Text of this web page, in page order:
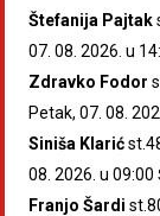
Štefanija Pajtak
07. 08. 2026. u
Zdravko Fodor
Petak, 07. 08.
Siniša Klarić
08. 2026. u
Franjo Šardi